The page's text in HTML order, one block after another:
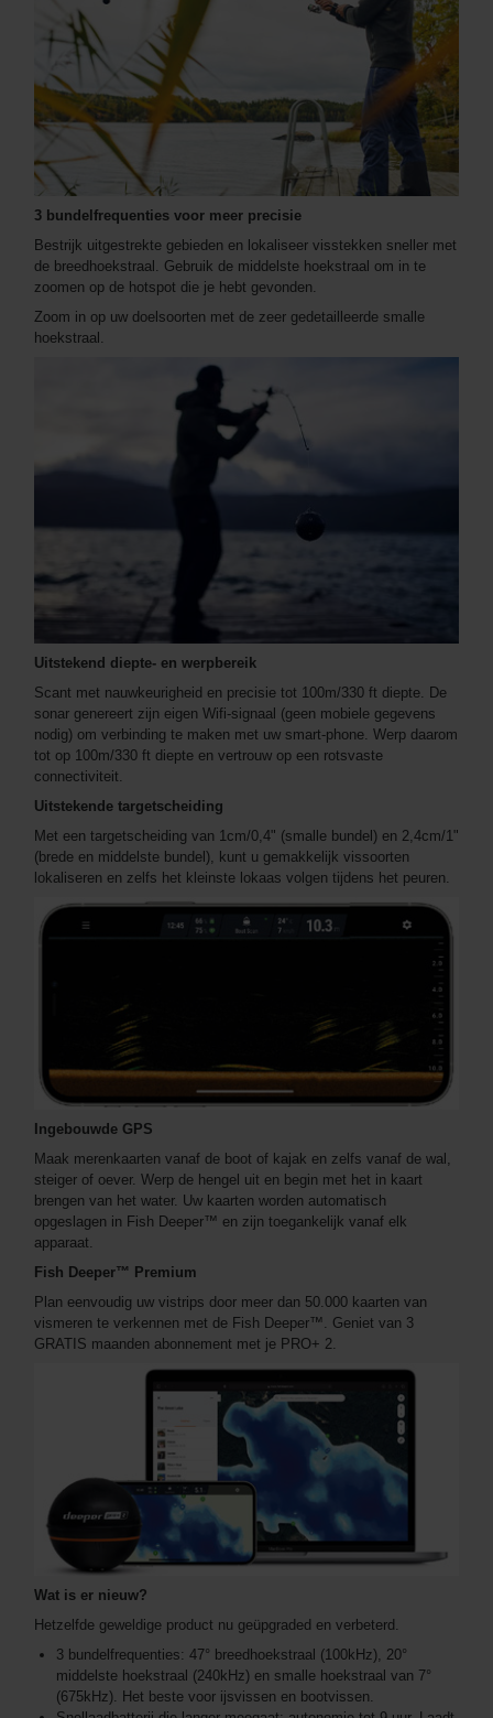
3 bundelfrequenties voor meer precisie
Bestrijk uitgestrekte gebieden en lokaliseer visstekken sneller met
de breedhoekstraal. Gebruik de middelste hoekstraal om in te
zoomen op de hotspot die je hebt gevonden.
Zoom in op uw doelsoorten met de zeer gedetailleerde smalle
hoekstraal.
Uitstekend diepte- en werpbereik
Scant met nauwkeurigheid en precisie tot 100m/330 ft diepte. De
sonar genereert zijn eigen Wifi-signaal (geen mobiele gegevens
nodig) om verbinding te maken met uw smart-phone. Werp daarom
tot op 100m/330 ft diepte en vertrouw op een rotsvaste
connectiviteit.
Uitstekende targetscheiding
Met een targetscheiding van 1cm/0,4" (smalle bundel) en 2,4cm/1"
(brede en middelste bundel), kunt u gemakkelijk vissoorten
lokaliseren en zelfs het kleinste lokaas volgen tijdens het peuren.
Ingebouwde GPS
Maak merenkaarten vanaf de boot of kajak en zelfs vanaf de wal,
steiger of oever. Werp de hengel uit en begin met het in kaart
brengen van het water. Uw kaarten worden automatisch
opgeslagen in Fish Deeper™ en zijn toegankelijk vanaf elk
apparaat.
Fish Deeper™ Premium
Plan eenvoudig uw vistrips door meer dan 50.000 kaarten van
vismeren te verkennen met de Fish Deeper™. Geniet van 3
GRATIS maanden abonnement met je PRO+ 2.
Wat is er nieuw?
Hetzelfde geweldige product nu geüpgraded en verbeterd.
3 bundelfrequenties: 47° breedhoekstraal (100kHz), 20°
middelste hoekstraal (240kHz) en smalle hoekstraal van 7°
(675kHz). Het beste voor ijsvissen en bootvissen.